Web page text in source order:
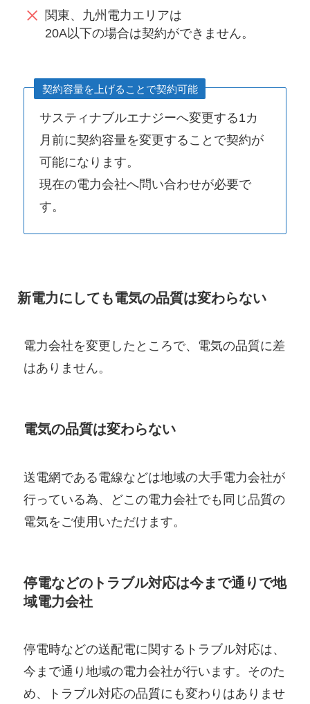
関東、九州電力エリアは
20A以下の場合は契約ができません。
契約容量を上げることで契約可能
サスティナブルエナジーへ変更する1カ
月前に契約容量を変更することで契約が
可能になります。
現在の電力会社へ問い合わせが必要で
す。
新電力にしても電気の品質は変わらない
電力会社を変更したところで、電気の品質に差
はありません。
電気の品質は変わらない
送電網である電線などは地域の大手電力会社が
行っている為、どこの電力会社でも同じ品質の
電気をご使用いただけます。
停電などのトラブル対応は今まで通りで地
域電力会社
停電時などの送配電に関するトラブル対応は、
今まで通り地域の電力会社が行います。そのた
め、トラブル対応の品質にも変わりはありませ